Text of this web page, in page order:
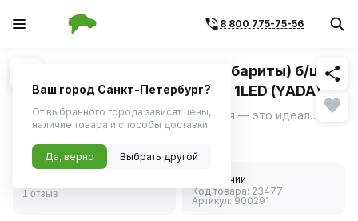
8 800 775-75-56
1/1 Похожие
(W5W / W2,1*9 5d T10) белый 1LED (YADA)
Светодиод 12V 5W от YADA без цоколя — это идеальное решение для автомобильных номеров и габаритных огней. ещё
1 отзыв
В наличии
Код товара: 23477
Артикул: 900291
Ваш город Санкт-Петербург?
От выбранного города зависят цены,
наличие товара и способы доставки
Да, верно Выбрать другой